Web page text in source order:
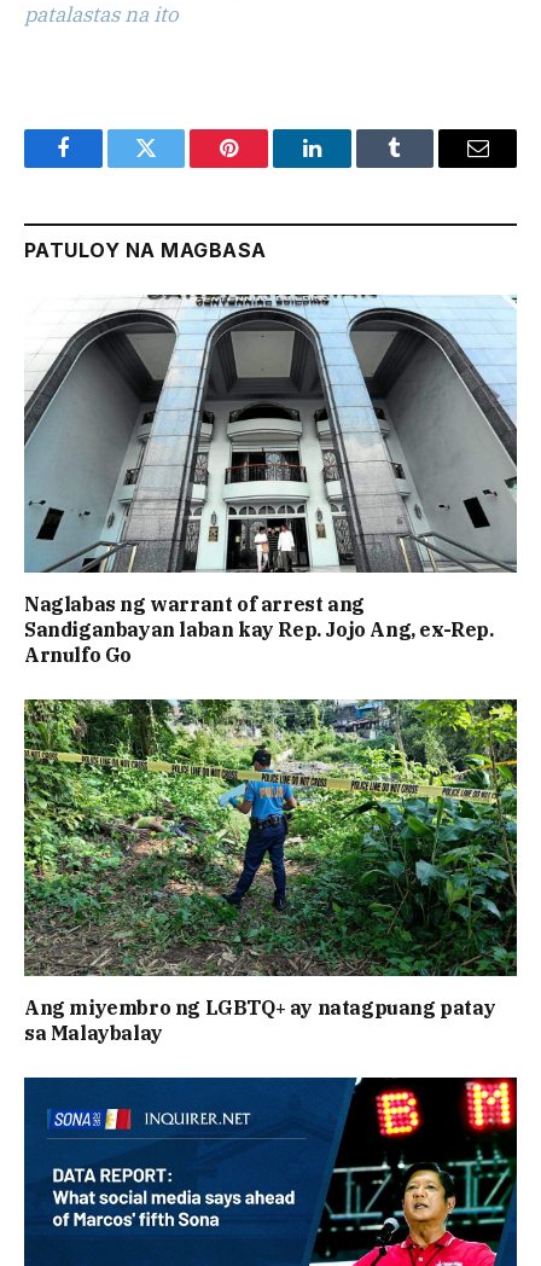
patalastas na ito
FacebookTwitter Pinterest LinkedInTumblr Email
PATULOY NA MAGBASA
Naglabas ng warrant of arrest ang
Sandiganbayan laban kay Rep. Jojo Ang, ex-Rep.
Arnulfo Go
Ang miyembro ng LGBTQ+ ay natagpuang patay
sa Malaybalay